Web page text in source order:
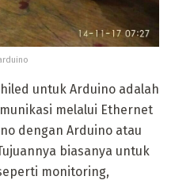
untuk Arduino adalah
melalui Ethernet
dengan Arduino atau
biasanya untuk
monitoring,